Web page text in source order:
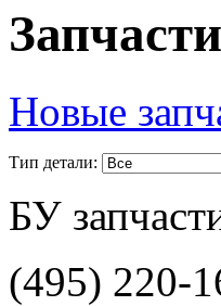
Новые
Тип детали:
БУ
(495) 220-